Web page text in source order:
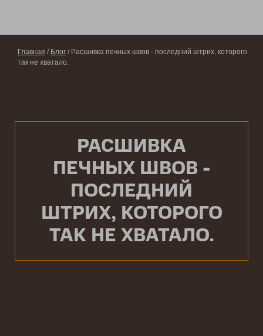
РАСШИВКА
ПЕЧНЫХ ШВОВ -
ПОСЛЕДНИЙ
ШТРИХ, КОТОРОГО
ТАК НЕ ХВАТАЛО.
Главная / Блог / Расшивка печных швов - последний штрих, которого
так не хватало.